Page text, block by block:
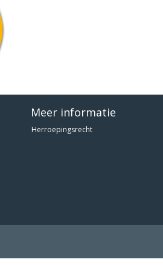
Meer informatie
Herroepingsrecht